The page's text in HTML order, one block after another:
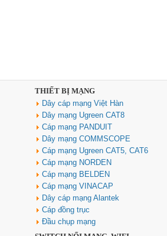
THIẾT BỊ MẠNG
Dây cáp mạng Việt Hàn
Dây mạng Ugreen CAT8
Cáp mạng PANDUIT
Dây mạng COMMSCOPE
Cáp mạng Ugreen CAT5, CAT6
Cáp mạng NORDEN
Cáp mạng BELDEN
Cáp mạng VINACAP
Dây cáp mạng Alantek
Cáp đồng trục
Đầu chụp mạng